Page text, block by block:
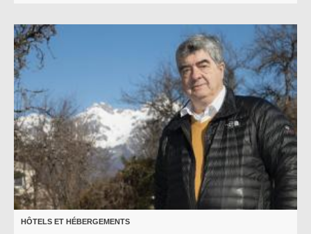
HÔTELS ET HÉBERGEMENTS